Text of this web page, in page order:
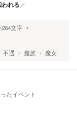
われる ／
文字
不遇 魔族 魔女
たイベント